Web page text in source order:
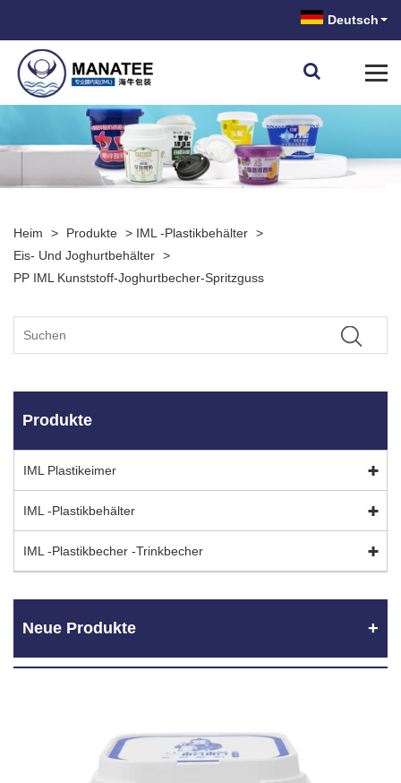
Deutsch
Heim > Produkte > IML -Plastikbehälter >
Eis- Und Joghurtbehälter >
PP IML Kunststoff-Joghurtbecher-Spritzguss
Produkte
IML Plastikeimer
IML -Plastikbehälter
IML -Plastikbecher -Trinkbecher
Neue Produkte